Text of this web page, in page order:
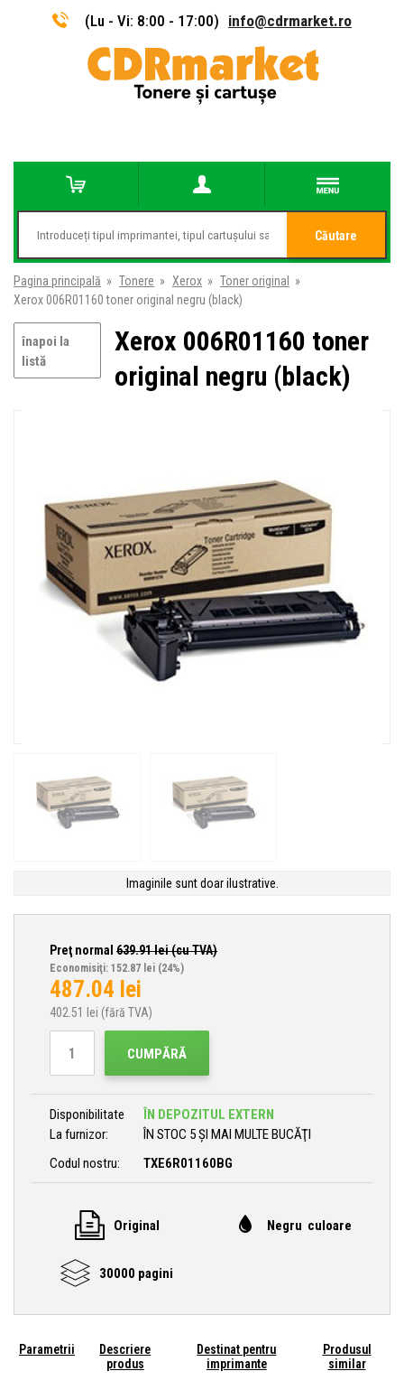
(Lu - Vi: 8:00 - 17:00) info@cdrmarket.ro
Căutare
Pagina principală » Tonere » Xerox » Toner original
»
Xerox 006R01160 toner original negru (black)
înapoi la
listă
Xerox 006R01160 toner
original negru (black)
Imaginile sunt doar ilustrative.
Preţ normal 639.91lei (cu TVA)
Economisiţi: 152.87 lei (24%)
487.04 lei
402.51 lei (fără TVA)
CUMPĂRĂ
Disponibilitate
ÎN DEPOZITUL EXTERN
La furnizor:
ÎN STOC 5 ȘI MAI MULTE BUCĂŢI
Codul nostru:
TXE6R01160BG
Original Negru culoare
30000 pagini
Parametrii
Descriere
produs
Destinat pentru
imprimante
Produsul
similar